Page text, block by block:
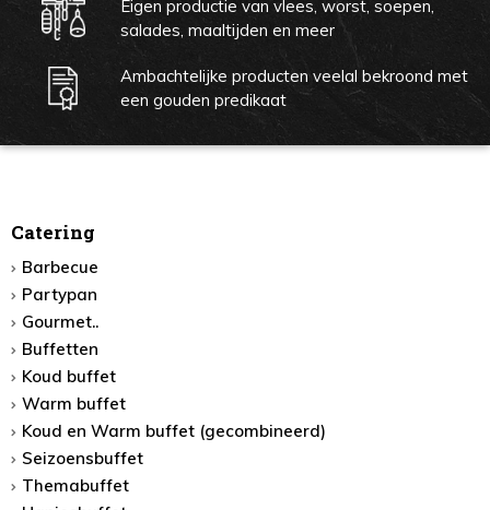
Eigen productie van vlees, worst, soepen,
salades, maaltijden en meer
Ambachtelijke producten veelal bekroond met
een gouden predikaat
Catering
Barbecue
Partypan
Gourmet..
Buffetten
Koud buffet
Warm buffet
Koud en Warm buffet (gecombineerd)
Seizoensbuffet
Themabuffet